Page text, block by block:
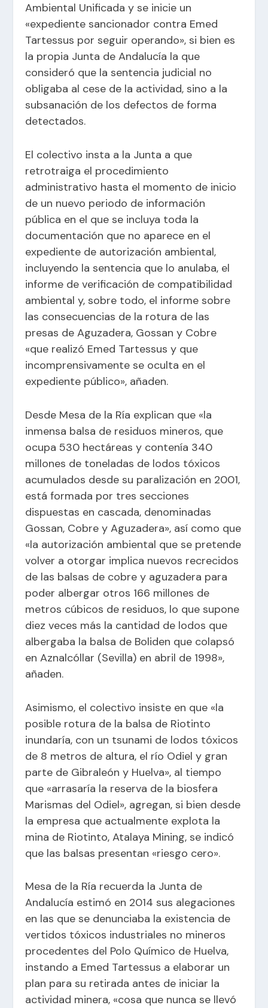
Ambiental Unificada y se inicie un
«expediente sancionador contra Emed
Tartessus por seguir operando», si bien es
la propia Junta de Andalucía la que
consideró que la sentencia judicial no
obligaba al cese de la actividad, sino a la
subsanación de los defectos de forma
detectados.
El colectivo insta a la Junta a que
retrotraiga el procedimiento
administrativo hasta el momento de inicio
de un nuevo periodo de información
pública en el que se incluya toda la
documentación que no aparece en el
expediente de autorización ambiental,
incluyendo la sentencia que lo anulaba, el
informe de verificación de compatibilidad
ambiental y, sobre todo, el informe sobre
las consecuencias de la rotura de las
presas de Aguzadera, Gossan y Cobre
«que realizó Emed Tartessus y que
incomprensivamente se oculta en el
expediente público», añaden.
Desde Mesa de la Ría explican que «la
inmensa balsa de residuos mineros, que
ocupa 530 hectáreas y contenía 340
millones de toneladas de lodos tóxicos
acumulados desde su paralización en 2001,
está formada por tres secciones
dispuestas en cascada, denominadas
Gossan, Cobre y Aguzadera», así como que
«la autorización ambiental que se pretende
volver a otorgar implica nuevos recrecidos
de las balsas de cobre y aguzadera para
poder albergar otros 166 millones de
metros cúbicos de residuos, lo que supone
diez veces más la cantidad de lodos que
albergaba la balsa de Boliden que colapsó
en Aznalcóllar (Sevilla) en abril de 1998»,
añaden.
Asimismo, el colectivo insiste en que «la
posible rotura de la balsa de Riotinto
inundaría, con un tsunami de lodos tóxicos
de 8 metros de altura, el río Odiel y gran
parte de Gibraleón y Huelva», al tiempo
que «arrasaría la reserva de la biosfera
Marismas del Odiel», agregan, si bien desde
la empresa que actualmente explota la
mina de Riotinto, Atalaya Mining, se indicó
que las balsas presentan «riesgo cero».
Mesa de la Ría recuerda la Junta de
Andalucía estimó en 2014 sus alegaciones
en las que se denunciaba la existencia de
vertidos tóxicos industriales no mineros
procedentes del Polo Químico de Huelva,
instando a Emed Tartessus a elaborar un
plan para su retirada antes de iniciar la
actividad minera, «cosa que nunca se llevó